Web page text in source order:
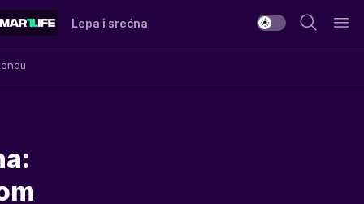
Lepa i srećna